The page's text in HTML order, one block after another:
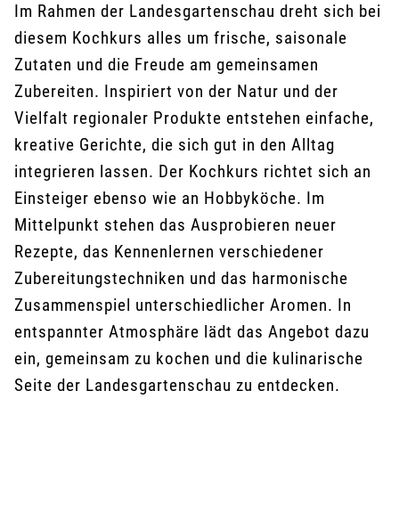
Im Rahmen der Landesgartenschau dreht sich bei
diesem Kochkurs alles um frische, saisonale
Zutaten und die Freude am gemeinsamen
Zubereiten. Inspiriert von der Natur und der
Vielfalt regionaler Produkte entstehen einfache,
kreative Gerichte, die sich gut in den Alltag
integrieren lassen. Der Kochkurs richtet sich an
Einsteiger ebenso wie an Hobbyköche. Im
Mittelpunkt stehen das Ausprobieren neuer
Rezepte, das Kennenlernen verschiedener
Zubereitungstechniken und das harmonische
Zusammenspiel unterschiedlicher Aromen. In
entspannter Atmosphäre lädt das Angebot dazu
ein, gemeinsam zu kochen und die kulinarische
Seite der Landesgartenschau zu entdecken.